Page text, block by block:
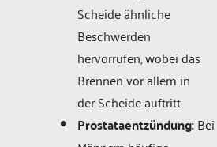
Scheide ähnliche
Beschwerden
hervorrufen, wobei das
Brennen vor allem in
der Scheide auftritt
Prostataentzündung:Bei